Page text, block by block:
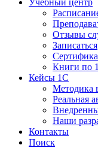
Учебный центр
Отзывы
Записаться
Книги по
Кейсы 1С
Методика
Реальная
Наши
Контакты
Поиск